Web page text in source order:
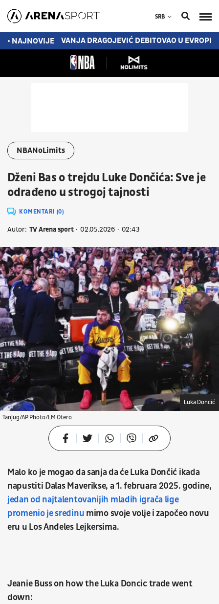
SRB
• NAJNOVIJE
POVRATAK? VANJA DRAGOJEVIĆ DEBITOVAO U EVROPI
NBANoLimits
Dženi Bas o trejdu Luke Dončića: Sve je
odrađeno u strogoj tajnosti
KOMENTARI (0)
Autor: TV Arena sport 02.05.2026 02:43
Tanjug/AP Photo/LM Otero
Luka Dončić
Malo ko je mogao da sanja da će Luka Dončić ikada
napustiti Dalas Maverikse, a 1. februara 2025. godine,
jedan od najtalentovanijih mladih igrača lige
promenio je sredinu mimo svoje volje i započeo novu
eru u Los Anđeles Lejkersima.
Jeanie Buss on how the Luka Doncic trade went
down: